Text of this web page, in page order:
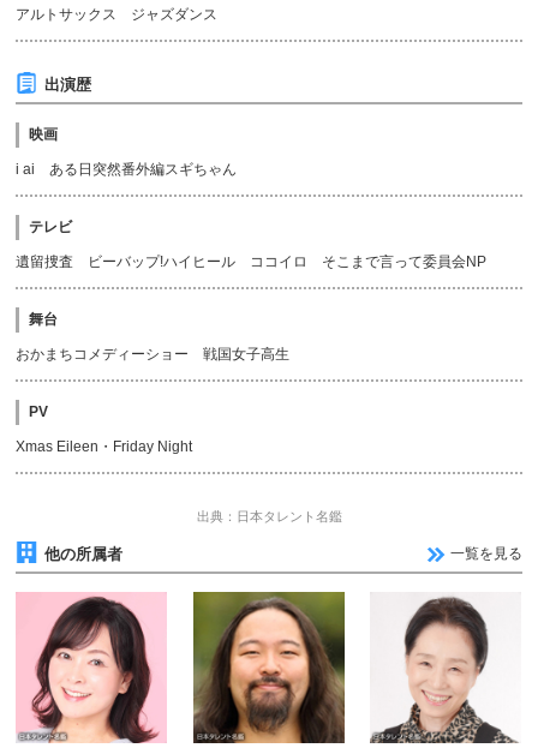
アルトサックス ジャズダンス
出演歴
映画
i ai ある日突然番外編スギちゃん
テレビ
遺留捜査 ビーバップ!ハイヒール ココイロ そこまで言って委員会NP
舞台
おかまちコメディーショー 戦国女子高生
PV
Xmas Eileen・Friday Night
出典：日本タレント名鑑
他の所属者 一覧を見る